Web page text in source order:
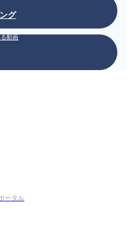
グ
動画
ータル